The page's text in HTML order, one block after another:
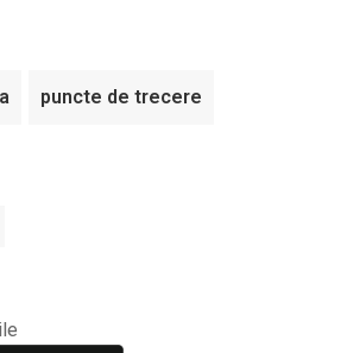
puncte de trecere